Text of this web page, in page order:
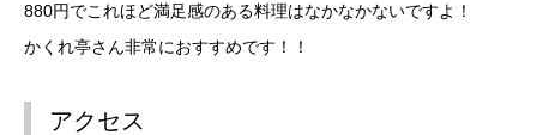
880円でこれほど満足感のある料理はなかなかないですよ！
かくれ亭さん非常におすすめです！！
アクセス